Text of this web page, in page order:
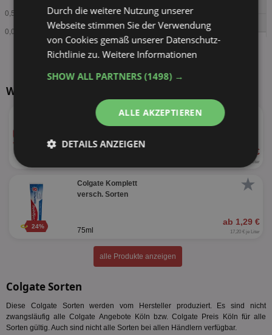
Weitere Produkte von Colgate
Colgate Total
versch. Sorten
ab 2,75 €
36,67 € je Liter
★
24%
Colgate Komplett
versch. Sorten
ab 1,29 €
75ml 17,20 € je Liter
alle Produkte anzeigen
Colgate Sorten
Diese Colgate Sorten werden vom Hersteller produziert. Es sind nicht
zwangsläufig alle Colgate Angebote Köln bzw. Colgate Preis Köln für alle
Sorten gültig. Auch sind nicht alle Sorten bei allen Händlern verfügbar.
Durch die weitere Nutzung unserer
Webseite stimmen Sie der Verwendung
von Cookies gemäß unserer Datenschutz-
Richtlinie zu.Weitere Informationen
SHOW ALL PARTNERS(1498) →
ALLE AKZEPTIEREN
DETAILS ANZEIGEN
Unbedingt
erforderlich
Performance
Targeting